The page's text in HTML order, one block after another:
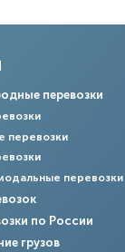
перевозки
перевозки
перевозки
по России
грузов